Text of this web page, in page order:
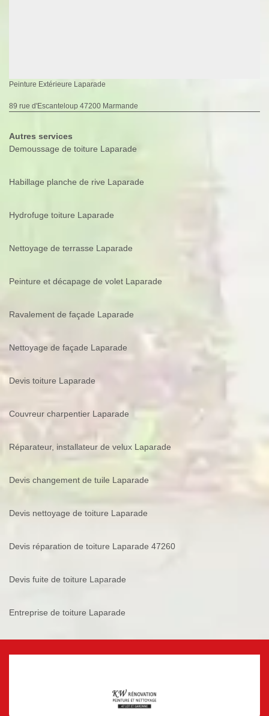
Peinture Extérieure Laparade
89 rue d'Escanteloup 47200 Marmande
Autres services
Demoussage de toiture Laparade
Habillage planche de rive Laparade
Hydrofuge toiture Laparade
Nettoyage de terrasse Laparade
Peinture et décapage de volet Laparade
Ravalement de façade Laparade
Nettoyage de façade Laparade
Devis toiture Laparade
Couvreur charpentier Laparade
Réparateur, installateur de velux Laparade
Devis changement de tuile Laparade
Devis nettoyage de toiture Laparade
Devis réparation de toiture Laparade 47260
Devis fuite de toiture Laparade
Entreprise de toiture Laparade